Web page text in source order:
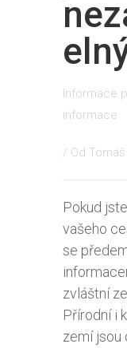
Informace
informace
/ Od
Pokud
vašeho
se
zvláštní
Přírodní i
zemí jsou